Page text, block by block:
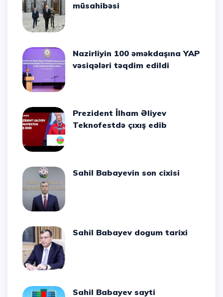
müsahibəsi
Nazirliyin 100 əməkdaşına YAP
vəsiqələri təqdim edildi
Prezident İlham Əliyev
Teknofestdə çıxış edib
Sahil Babayevin son cixisi
Sahil Babayev dogum tarixi
Sahil Babayev sayti